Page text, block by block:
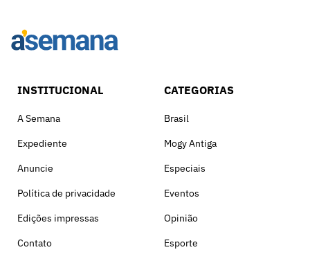
INSTITUCIONAL
A Semana
Expediente
Anuncie
Política de privacidade
Edições impressas
Contato
CATEGORIAS
Brasil
Mogy Antiga
Especiais
Eventos
Opinião
Esporte